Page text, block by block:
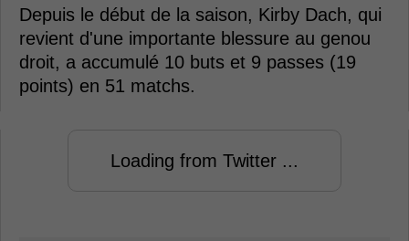
Depuis le début de la saison, Kirby Dach, qui
revient d'une importante blessure au genou
droit, a accumulé 10 buts et 9 passes (19
points) en 51 matchs.
Loading from Twitter ...